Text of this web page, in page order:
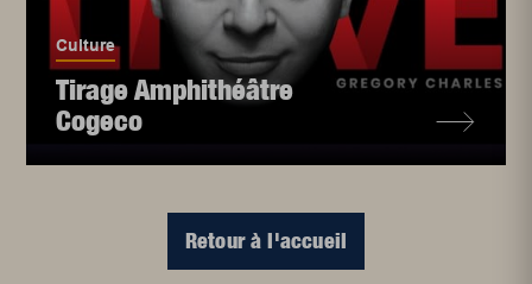
Culture
Tirage Amphithéâtre
Cogeco
Retour à l'accueil